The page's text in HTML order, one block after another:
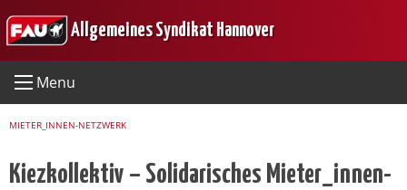
to
Allgemeines Syndikat Hannover
Menu
MIETER_INNEN-NETZWERK
Kiezkollektiv – Solidarisches Mieter_innen-